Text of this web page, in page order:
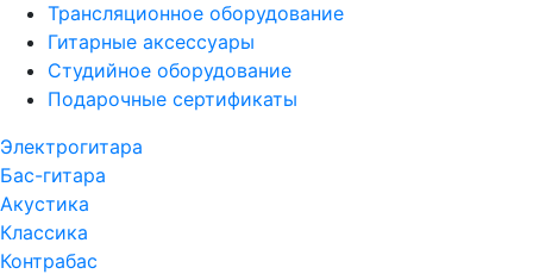
Трансляционное оборудование
Гитарные аксессуары
Студийное оборудование
Подарочные сертификаты
Электрогитара
Бас-гитара
Акустика
Классика
Контрабас